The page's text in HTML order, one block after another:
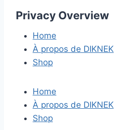
Privacy Overview
Home
À propos de DIKNEK
Shop
Home
À propos de DIKNEK
Shop